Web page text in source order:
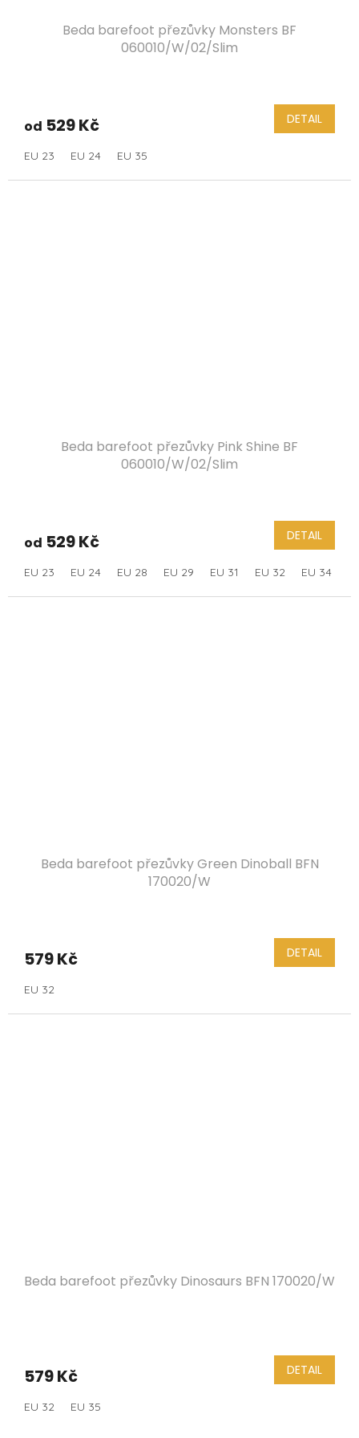
Beda barefoot přezůvky Monsters BF
060010/W/02/Slim
od 529 Kč DETAIL
EU 23 EU 24 EU 35
Beda barefoot přezůvky Pink Shine BF
060010/W/02/Slim
od 529 Kč DETAIL
EU 23 EU 24 EU 28 EU 29 EU 31 EU 32 EU 34
Beda barefoot přezůvky Green Dinoball BFN
170020/W
579 Kč DETAIL
EU 32
Beda barefoot přezůvky Dinosaurs BFN 170020/W
579 Kč DETAIL
EU 32 EU 35